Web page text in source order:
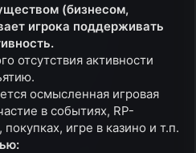
(бизнесом,
игрока поддерживать
отсутствия активности
осмысленная игровая
в событиях, RP-
игре в казино и т.п.